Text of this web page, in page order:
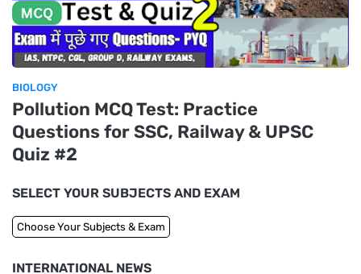
BIOLOGY
Pollution MCQ Test: Practice
Questions for SSC, Railway & UPSC
Quiz #2
SELECT YOUR SUBJECTS AND EXAM
INTERNATIONAL NEWS